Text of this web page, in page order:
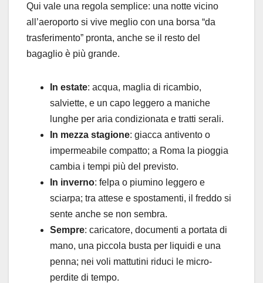
Qui vale una regola semplice: una notte vicino
all’aeroporto si vive meglio con una borsa “da
trasferimento” pronta, anche se il resto del
bagaglio è più grande.
In estate: acqua, maglia di ricambio,
salviette, e un capo leggero a maniche
lunghe per aria condizionata e tratti serali.
In mezza stagione: giacca antivento o
impermeabile compatto; a Roma la pioggia
cambia i tempi più del previsto.
In inverno: felpa o piumino leggero e
sciarpa; tra attese e spostamenti, il freddo si
sente anche se non sembra.
Sempre: caricatore, documenti a portata di
mano, una piccola busta per liquidi e una
penna; nei voli mattutini riduci le micro-
perdite di tempo.